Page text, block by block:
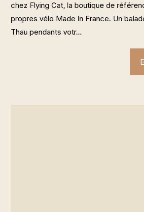
chez Flying Cat, la boutique de
propres vélo Made In France. Un
Thau pendants votr...